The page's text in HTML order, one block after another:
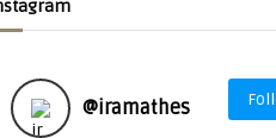
@iramathes